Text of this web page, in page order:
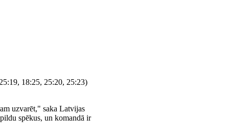
18:25, 25:20, 25:23)
uzvarēt," saka Latvijas
spēkus, un komandā ir